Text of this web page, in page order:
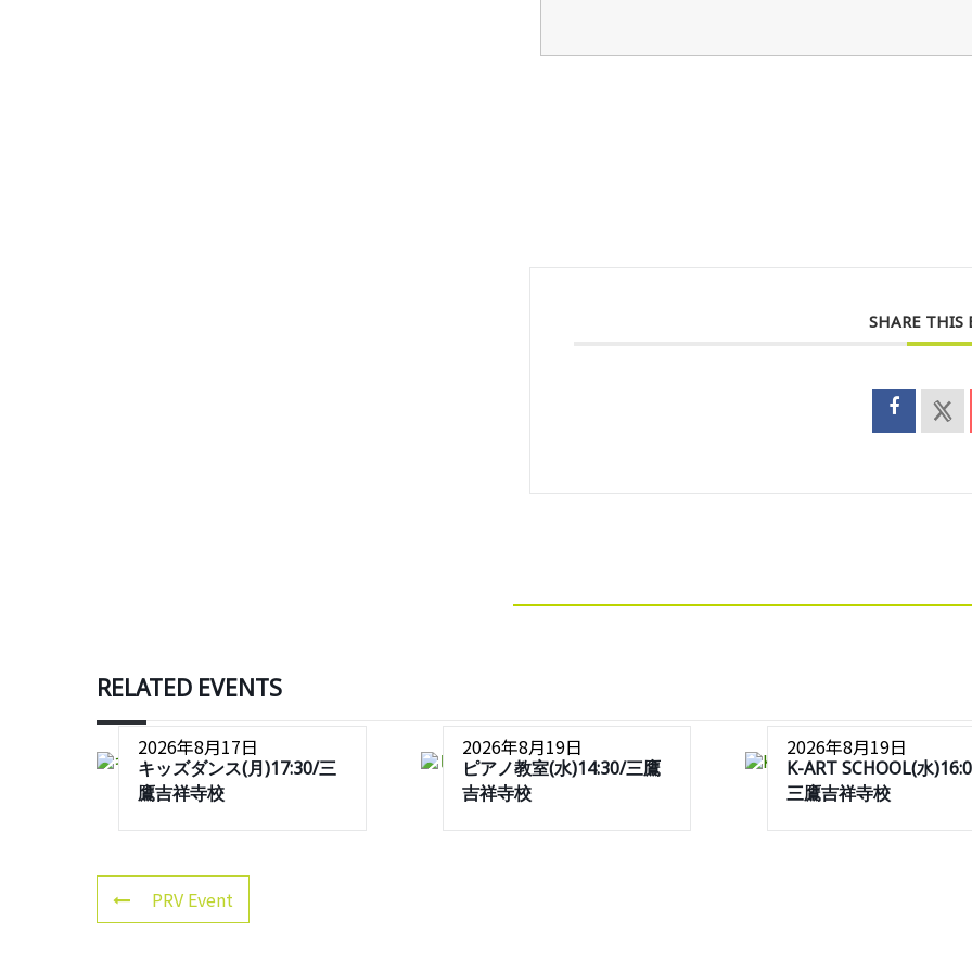
SHARE THIS
RELATED EVENTS
2026年8月17日
キッズダンス(月)17:30/三
鷹吉祥寺校
2026年8月19日
ピアノ教室(水)14:30/三鷹
吉祥寺校
2026年8月19日
K-ART SCHOOL(水
三鷹吉祥寺校
PRV Event